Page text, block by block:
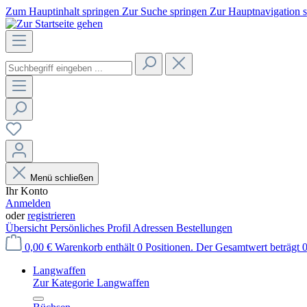
Zum Hauptinhalt springen Zur Suche springen Zur Hauptnavigation
Menü schließen
Ihr Konto
Anmelden
oderregistrieren
Übersicht Persönliches Profil Adressen Bestellungen
0,00 € Warenkorb enthält 0 Positionen. Der Gesamtwert beträgt
Langwaffen
Zur Kategorie Langwaffen